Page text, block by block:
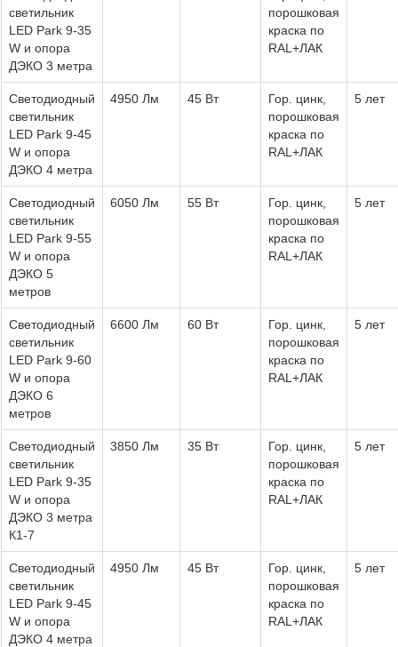
светильник
LED Park 9-35
W и опора
ДЭКО 3 метра
порошковая
краска по
RAL+ЛАК
Светодиодный
светильник
LED Park 9-45
W и опора
ДЭКО 4 метра
4950 Лм 45 Вт
Гор. цинк,
порошковая
краска по
RAL+ЛАК
5 лет
Светодиодный
светильник
LED Park 9-55
W и опора
ДЭКО 5
метров
6050 Лм 55 Вт
Гор. цинк,
порошковая
краска по
RAL+ЛАК
5 лет
Светодиодный
светильник
LED Park 9-60
W и опора
ДЭКО 6
метров
6600 Лм 60 Вт
Гор. цинк,
порошковая
краска по
RAL+ЛАК
5 лет
Светодиодный
светильник
LED Park 9-35
W и опора
ДЭКО 3 метра
К1-7
3850 Лм 35 Вт
Гор. цинк,
порошковая
краска по
RAL+ЛАК
5 лет
Светодиодный
светильник
LED Park 9-45
W и опора
ДЭКО 4 метра
4950 Лм 45 Вт
Гор. цинк,
порошковая
краска по
RAL+ЛАК
5 лет